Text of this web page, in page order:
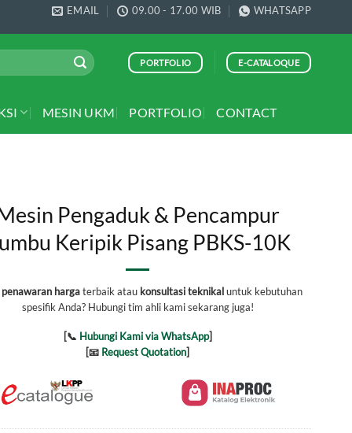
EMAIL 09.00 - 17.00 WIB WHATSAPP
PORTFOLIO E-CATALOQUE
MESIN UKM PORTFOLIO CONTACT
Pengaduk & Pencampur
Keripik Pisang PBKS-10K
penawaran hargaterbaik atau konsultasi teknikaluntuk kebutuhan
spesifik Anda? Hubungi tim ahli kami sekarang juga!
[📞 Hubungi Kami via WhatsApp]
[📧 Request Quotation]